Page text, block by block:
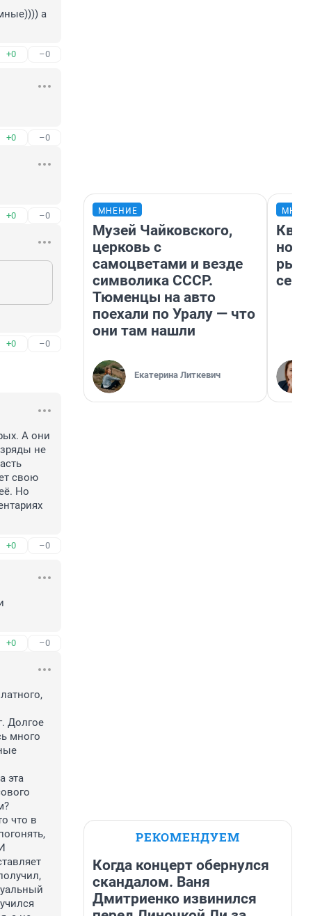
а
+0 –0
+0 –0
+0 –0
+0 –0
А они
не
свою
Но
+0 –0
+0 –0
Долгое
много
эта
что в
МНЕНИЕ
Музей Чайковского,
церковь с
самоцветами и везде
символика СССР.
Тюменцы на авто
поехали по Уралу — что
они там нашли
Екатерина Литкевич
но
РЕКОМЕНДУЕМ
Когда концерт обернулся
скандалом. Ваня
Дмитриенко извинился